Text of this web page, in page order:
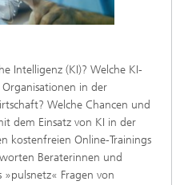
Intelligenz (KI)? Welche KI-
in der
Welche Chancen und
dem Einsatz von KI in der
kostenfreien Online-Trainings
Beraterinnen und
»pulsnetz« Fragen von